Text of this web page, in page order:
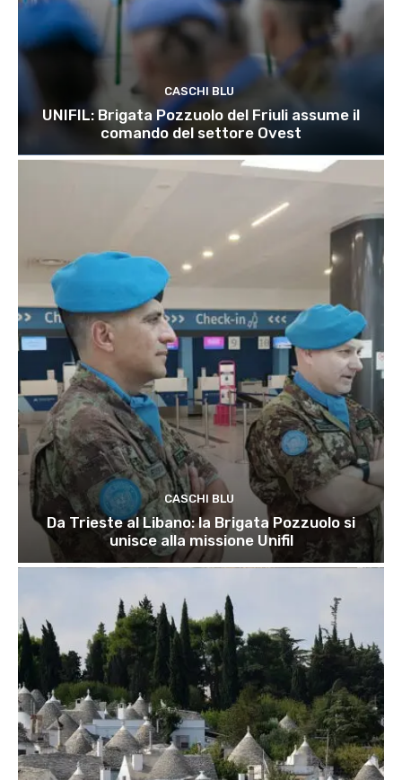
CASCHI BLU
UNIFIL: Brigata Pozzuolo del Friuli assume il
comando del settore Ovest
CASCHI BLU
Da Trieste al Libano: la Brigata Pozzuolo si
unisce alla missione Unifil